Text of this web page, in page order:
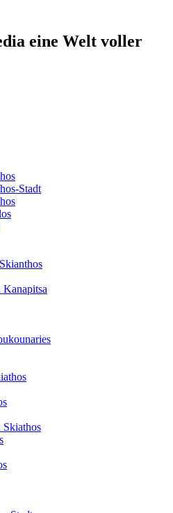
eine Welt voller
Stadt
Kanapitsa
Skiathos